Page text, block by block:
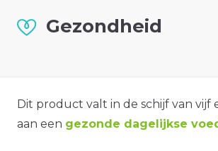
Gezondheid
Dit product valt in de schijf van vijf
aan een gezonde dagelijkse